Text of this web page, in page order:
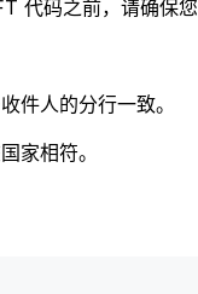
代码之前，请确保您
件人的分行一致。
家相符。